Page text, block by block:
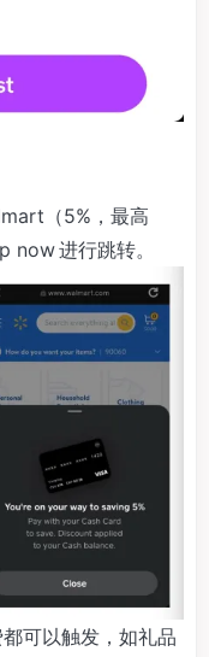
（5%，最高
now 进行跳转。
可以触发，如礼品